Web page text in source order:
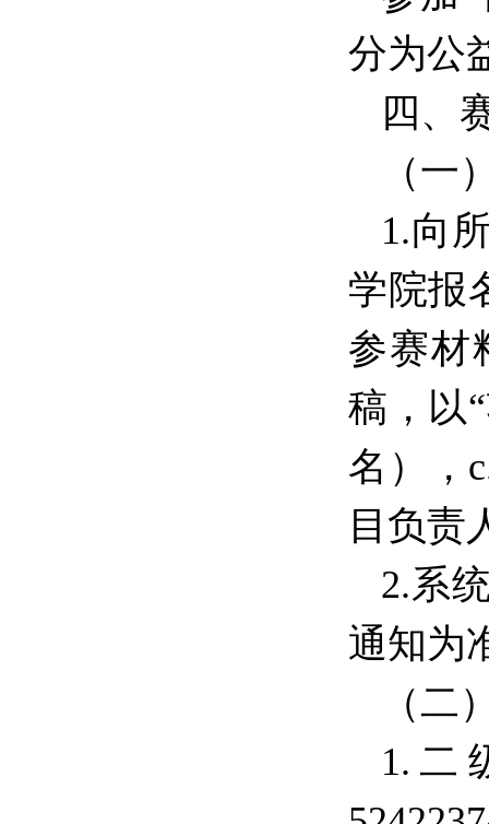
分为公
四、
（一
1.向
学院报
参赛材
稿，以
名），
目负责
2.系
通知为
（二
1.二